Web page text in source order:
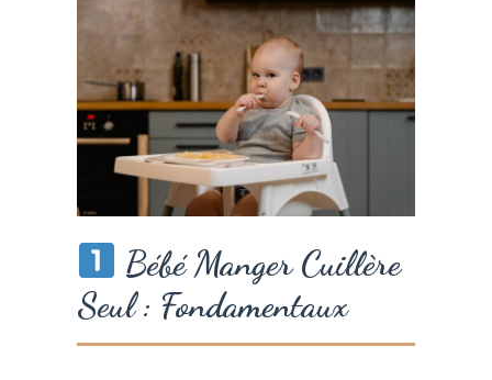
Bébé Manger Cuillère
Seul : Fondamentaux